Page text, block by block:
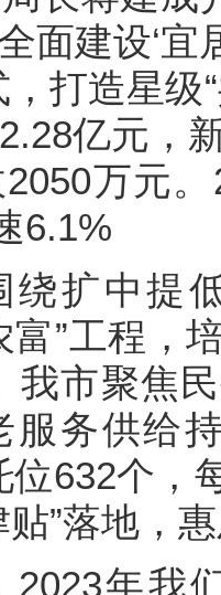
面建设‘宜
打造星级
亿元，
万元
6.1%
绕扩中提
”工程，
我市聚焦
服务供给
位632个，
”落地，
2023年我